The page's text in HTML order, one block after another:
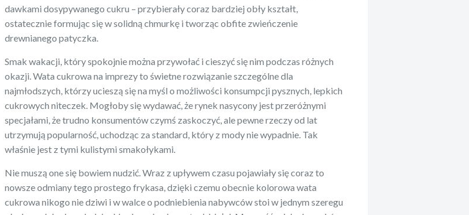
dawkami dosypywanego cukru – przybierały coraz bardziej obły kształt,
ostatecznie formując się w solidną chmurkę i tworząc obfite zwieńczenie
drewnianego patyczka.
Smak wakacji, który spokojnie można przywołać i cieszyć się nim podczas różnych
okazji. Wata cukrowa na imprezy to świetne rozwiązanie szczególne dla
najmłodszych, którzy ucieszą się na myśl o możliwości konsumpcji pysznych, lepkich
cukrowych niteczek. Mogłoby się wydawać, że rynek nasycony jest przeróżnymi
specjałami, że trudno konsumentów czymś zaskoczyć, ale pewne rzeczy od lat
utrzymują popularność, uchodząc za standard, który z mody nie wypadnie. Tak
właśnie jest z tymi kulistymi smakołykami.
Nie muszą one się bowiem nudzić. Wraz z upływem czasu pojawiały się coraz to
nowsze odmiany tego prostego frykasa, dzięki czemu obecnie kolorowa wata
cukrowa nikogo nie dziwi i w walce o podniebienia nabywców stoi w jednym szeregu